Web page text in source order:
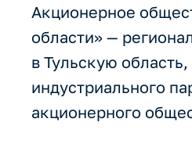
Акционерное
области» —
в Тульскую
индустриального
акционерного